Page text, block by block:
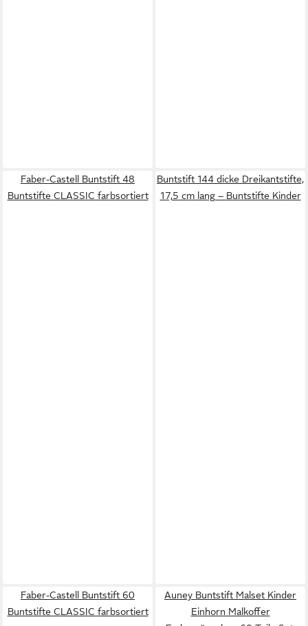
Faber-Castell Buntstift 48
Buntstifte CLASSIC farbsortiert
Buntstift 144 dicke Dreikantstifte,
17,5 cm lang – Buntstifte Kinder
Faber-Castell Buntstift 60
Buntstifte CLASSIC farbsortiert
Auney Buntstift Malset Kinder
Einhorn Malkoffer